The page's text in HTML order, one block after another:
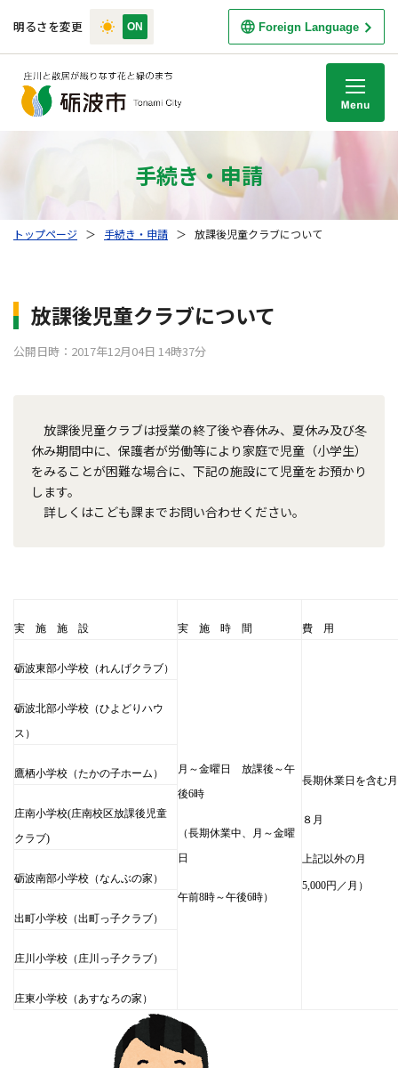
明るさを変更 Foreign Language
手続き・申請
トップページ ＞ 手続き・申請 ＞ 放課後児童クラブについて
放課後児童クラブについて
公開日時：2017年12月04日 14時37分
放課後児童クラブは授業の終了後や春休み、夏休み及び冬
休み期間中に、保護者が労働等により家庭で児童（小学生）
をみることが困難な場合に、下記の施設にて児童をお預かり
します。
詳しくはこども課までお問い合わせください。
実 施 施 設 実 施 時 間 費 用
砺波東部小学校（れんげクラブ）
月～金曜日 放課後～午
後6時
（長期休業中、月～金曜
日
午前8時～午後6時）
長期休業日を含
８月
上記以外の月
5,000円／月）
砺波北部小学校（ひよどりハウ
ス）
鷹栖小学校（たかの子ホーム）
庄南小学校(庄南校区放課後児童
クラブ)
砺波南部小学校（なんぶの家）
出町小学校（出町っ子クラブ）
庄川小学校（庄川っ子クラブ）
庄東小学校（あすなろの家）